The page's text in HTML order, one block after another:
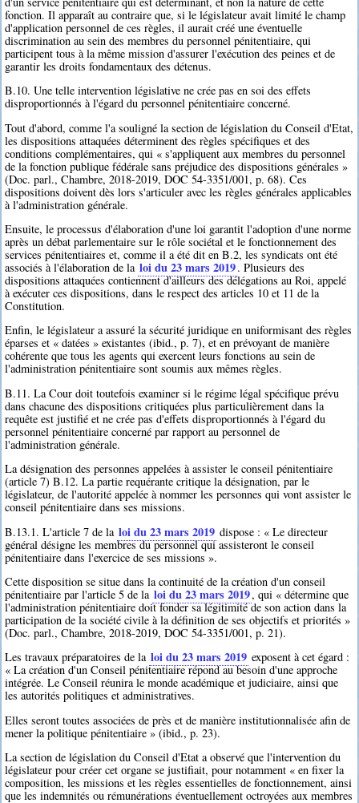
fonction. Il apparaît au contraire que, si le législateur avait limité le champ
d'application personnel de ces règles, il aurait créé une éventuelle
discrimination au sein des membres du personnel pénitentiaire, qui
participent tous à la même mission d'assurer l'exécution des peines et de
garantir les droits fondamentaux des détenus.
B.10. Une telle intervention législative ne crée pas en soi des effets
disproportionnés à l'égard du personnel pénitentiaire concerné.
Tout d'abord, comme l'a souligné la section de législation du Conseil d'Etat,
les dispositions attaquées déterminent des règles spécifiques et des
conditions complémentaires, qui « s'appliquent aux membres du personnel
de la fonction publique fédérale sans préjudice des dispositions générales »
(Doc. parl., Chambre, 2018-2019, DOC 54-3351/001, p. 68). Ces
dispositions doivent dès lors s'articuler avec les règles générales applicables
à l'administration générale.
Ensuite, le processus d'élaboration d'une loi garantit l'adoption d'une norme
après un débat parlementaire sur le rôle sociétal et le fonctionnement des
services pénitentiaires et, comme il a été dit en B.2, les syndicats ont été
associés à l'élaboration de la loi du 23 mars 2019. Plusieurs des
dispositions attaquées contiennent d'ailleurs des délégations au Roi, appelé
à exécuter ces dispositions, dans le respect des articles 10 et 11 de la
Constitution.
Enfin, le législateur a assuré la sécurité juridique en uniformisant des règles
éparses et « datées » existantes (ibid., p. 7), et en prévoyant de manière
cohérente que tous les agents qui exercent leurs fonctions au sein de
l'administration pénitentiaire sont soumis aux mêmes règles.
B.11. La Cour doit toutefois examiner si le régime légal spécifique prévu
dans chacune des dispositions critiquées plus particulièrement dans la
requête est justifié et ne crée pas d'effets disproportionnés à l'égard du
personnel pénitentiaire concerné par rapport au personnel de
l'administration générale.
La désignation des personnes appelées à assister le conseil pénitentiaire
(article 7) B.12. La partie requérante critique la désignation, par le
législateur, de l'autorité appelée à nommer les personnes qui vont assister le
conseil pénitentiaire dans ses missions.
B.13.1. L'article 7 de la loi du 23 mars 2019 dispose : « Le directeur
général désigne les membres du personnel qui assisteront le conseil
pénitentiaire dans l'exercice de ses missions ».
Cette disposition se situe dans la continuité de la création d'un conseil
pénitentiaire par l'article 5 de la loi du 23 mars 2019, qui « détermine que
l'administration pénitentiaire doit fonder sa légitimité de son action dans la
participation de la société civile à la définition de ses objectifs et priorités »
(Doc. parl., Chambre, 2018-2019, DOC 54-3351/001, p. 21).
Les travaux préparatoires de la loi du 23 mars 2019 exposent à cet égard :
« La création d'un Conseil pénitentiaire répond au besoin d'une approche
intégrée. Le Conseil réunira le monde académique et judiciaire, ainsi que
les autorités politiques et administratives.
Elles seront toutes associées de près et de manière institutionnalisée afin de
mener la politique pénitentiaire » (ibid., p. 23).
La section de législation du Conseil d'Etat a observé que l'intervention du
législateur pour créer cet organe se justifiait, pour notamment « en fixer la
composition, les missions et les règles essentielles de fonctionnement, ainsi
que les indemnités ou rémunérations éventuellement octroyées aux membres